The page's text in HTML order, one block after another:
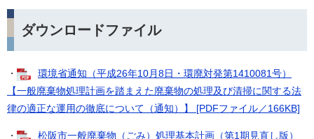
ダウンロードファイル
・
​環境省通知（平成26年10月8日・環廃対発第1410081号）
【一般廃棄物処理計画を踏まえた廃棄物の処理及び清掃に関する法
律の適正な運用の徹底について（通知）】 [PDFファイル／166KB]
・
松阪市一般廃棄物（ごみ）処理基本計画（第1期見直し版）